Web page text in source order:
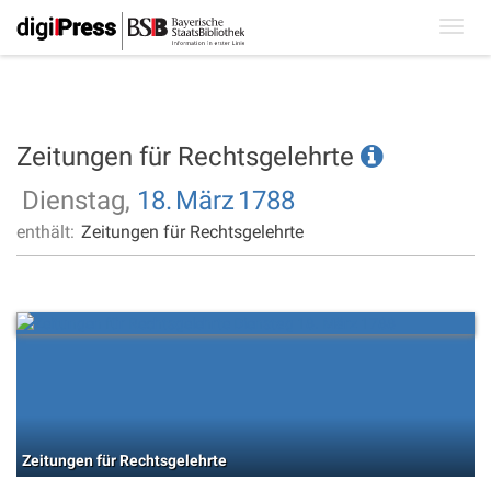
Zeitungen für Rechtsgelehrte
Dienstag, 18. März 1788
enthält: Zeitungen für Rechtsgelehrte
Zeitungen für Rechtsgelehrte